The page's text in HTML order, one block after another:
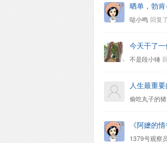
晒单，勃
哒小鸣 回复
今天干了
不是段小锤
人生最重
偷吃丸子的猪
《阿嬷的
1379号观察